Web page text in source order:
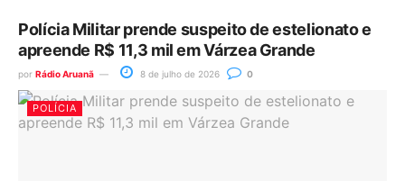
Polícia Militar prende suspeito de estelionato e
apreende R$ 11,3 mil em Várzea Grande
por Rádio Aruanã 8 de julho de 2026 0
POLÍCIA